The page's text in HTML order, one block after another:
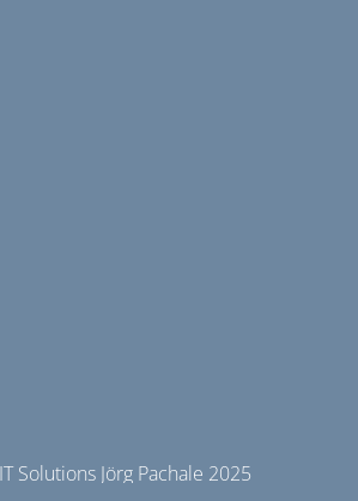
Solutions Jörg Pachale 2025